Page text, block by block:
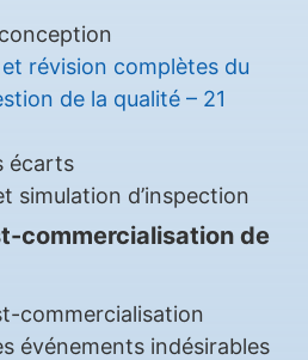
révision complètes du
de la qualité – 21
écarts
simulation d’inspection
commercialisation de
commercialisation
événements indésirables